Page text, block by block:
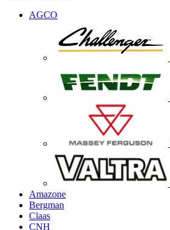
AGCO
Amazone
Bergman
Claas
CNH